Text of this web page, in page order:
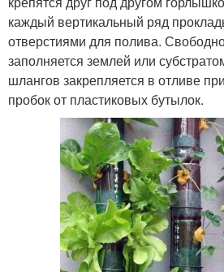
каждый вертикальный ряд
отверстиями для полива.
заполняется землей или
шлангов закрепляется в отливе
пробок от пластиковых бутылок.